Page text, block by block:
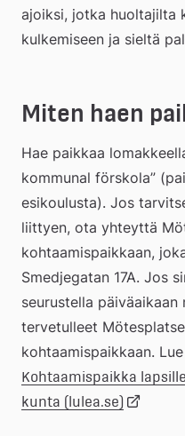
ajoiksi, jotka huoltajilta
kulkemiseen ja sieltä
Miten haen
Hae paikkaa
kommunal förskola”
esikoulusta). Jos
liittyen, ota yhteyttä
kohtaamispaikkaan,
Smedjegatan 17A. Jos
seurustella
tervetulleet
Kohtaamispaikka
kunta (lulea.se) Länk